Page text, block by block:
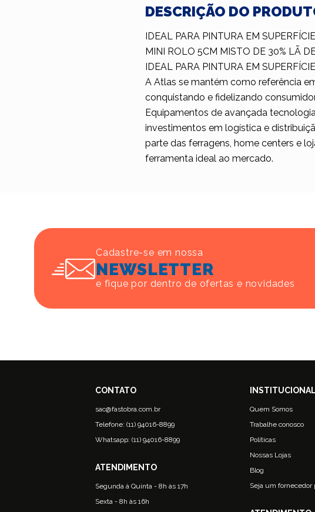
DESCRIÇÃO DO
IDEAL PARA PINTURA EM
MINI ROLO 5CM MISTO DE 30% LÃ
IDEAL PARA PINTURA EM
A Atlas se mantém como referência
conquistando e fidelizando
Equipamentos de avançada
investimentos em logística e
parte das ferragens, home centers e
ferramenta ideal ao mercado.
Cadastre-se em nossa
NEWSLETTER
e fique por dentro de ofertas e novidades
sac@fastobra.com.br
Telefone: (11) 94016-8899
Whatsapp: (11) 94016-8899
Segunda à Quinta - 8h às 17h
Sexta - 8h às 16h
Quem Somos
Trabalhe conosco
Políticas
Nossas Lojas
Blog
Seja um fornecedor